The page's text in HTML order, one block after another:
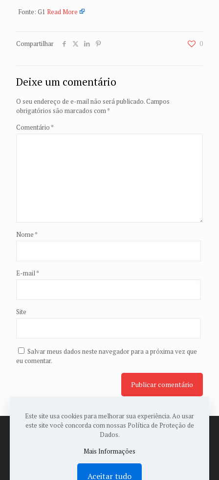
Fonte: G1 Read More
Compartilhar 0
Deixe um comentário
O seu endereço de e-mail não será publicado.Campos
obrigatórios são marcados com *
Comentário *
Nome *
E-mail *
Site
Salvar meus dados neste navegador para a próxima vez que
eu comentar.
© 2022 Todos os Direitos Reservados a ASSOPAES -
Desenvolvido por:Sales Publicidade
Este site usa cookies para melhorar sua experiência. Ao usar
este site você concorda com nossas Política de Proteção de
Dados.
Mais Informações
Aceitar tudo